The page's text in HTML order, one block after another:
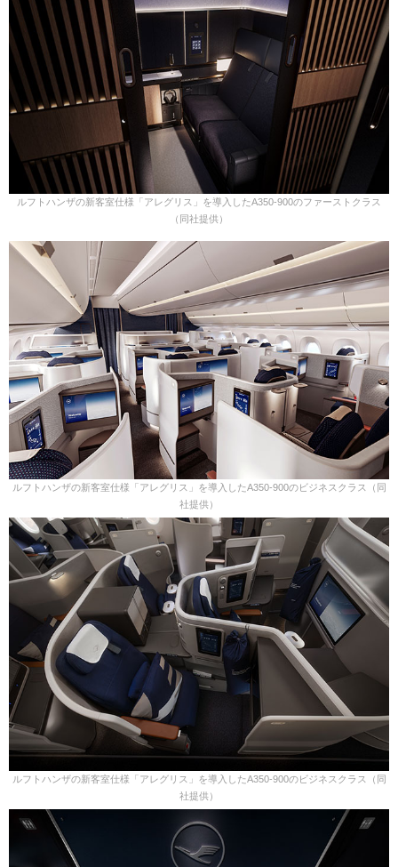
ルフトハンザの新客室仕様「アレグリス」を導入したA350-900のファーストクラス
（同社提供）
ルフトハンザの新客室仕様「アレグリス」を導入したA350-900のビジネスクラス（同
社提供）
ルフトハンザの新客室仕様「アレグリス」を導入したA350-900のビジネスクラス（同
社提供）